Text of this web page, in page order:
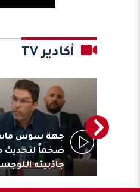
أكادير TV
جهة سوس
ضخماً لتحديث
جاذبيته